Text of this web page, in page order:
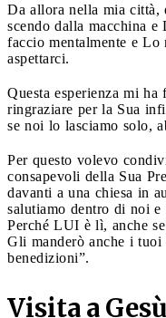
Da allora nella mia città,
scendo dalla macchina
faccio mentalmente e Lo
aspettarci.
Questa esperienza mi
ringraziare per la Sua
se noi lo lasciamo solo,
Per questo volevo
consapevoli della Sua
davanti a una chiesa in
salutiamo dentro di noi
Perché LUI è lì, anche
Gli manderò anche i
benedizioni”.
Visita a Gesù